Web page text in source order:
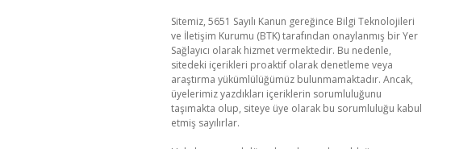
Sitemiz, 5651 Sayılı Kanun gereğince Bilgi Teknolojileri
ve İletişim Kurumu (BTK) tarafından onaylanmış bir Yer
Sağlayıcı olarak hizmet vermektedir. Bu nedenle,
sitedeki içerikleri proaktif olarak denetleme veya
araştırma yükümlülüğümüz bulunmamaktadır. Ancak,
üyelerimiz yazdıkları içeriklerin sorumluluğunu
taşımakta olup, siteye üye olarak bu sorumluluğu kabul
etmiş sayılırlar.